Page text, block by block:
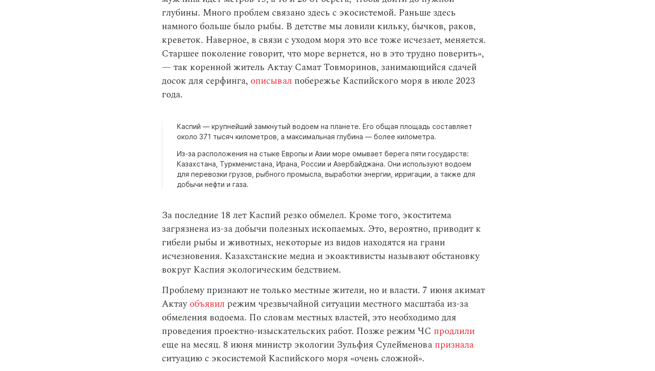
глубины. Много проблем связано здесь с экосистемой. Раньше здесь
намного больше было рыбы. В детстве мы ловили кильку, бычков, раков,
креветок. Наверное, в связи с уходом моря это все тоже исчезает, меняется.
Старшее поколение говорит, что море вернется, но в это трудно поверить»,
— так коренной житель Актау Самат Товморинов, занимающийся сдачей
досок для серфинга, описывал побережье Каспийского моря в июле 2023
года.
Каспий — крупнейший замкнутый водоем на планете. Его общая площадь составляет
около 371 тысяч километров, а максимальная глубина — более километра.
Из-за расположения на стыке Европы и Азии море омывает берега пяти государств:
Казахстана, Туркменистана, Ирана, России и Азербайджана. Они используют водоем
для перевозки грузов, рыбного промысла, выработки энергии, ирригации, а также для
добычи нефти и газа.
За последние 18 лет Каспий резко обмелел. Кроме того, экоститема
загрязнена из-за добычи полезных ископаемых. Это, вероятно, приводит к
гибели рыбы и животных, некоторые из видов находятся на грани
исчезновения. Казахстанские медиа и экоактивисты называют обстановку
вокруг Каспия экологическим бедствием.
Проблему признают не только местные жители, но и власти. 7 июня акимат
Актауобъявил режим чрезвычайной ситуации местного масштаба из-за
обмеления водоема. По словам местных властей, это необходимо для
проведения проектно-изыскательских работ. Позже режим ЧС продлили
еще на месяц. 8 июня министр экологии Зульфия Сулейменова признала
ситуацию с экосистемой Каспийского моря «очень сложной».